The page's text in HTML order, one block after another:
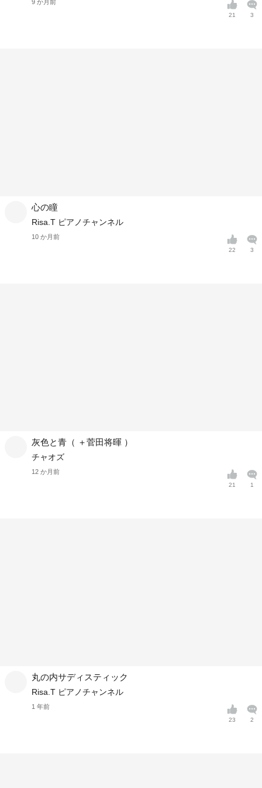
9 か月前
21 3
心の瞳
Risa.T ピアノチャンネル
10 か月前
22 3
灰色と青（ ＋菅田将暉 ）
チャオズ
12 か月前
21 1
丸の内サディスティック
Risa.T ピアノチャンネル
1 年前
23 2